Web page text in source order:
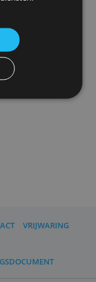
gebruik van onze
die
informatie
zij hebben
diensten.